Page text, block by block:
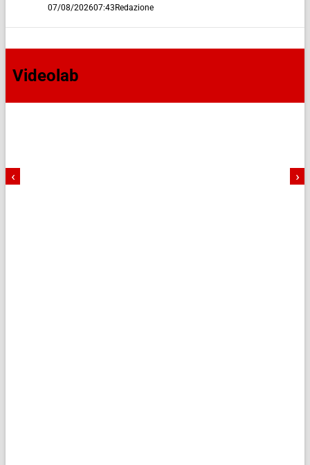
07/08/202607:43 Redazione
Videolab
‹ ›